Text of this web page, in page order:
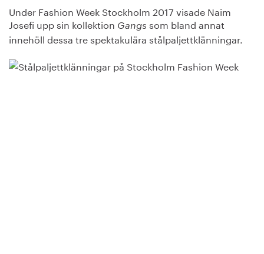
Under Fashion Week Stockholm 2017 visade Naim
Josefi upp sin kollektion Gangs som bland annat
innehöll dessa tre spektakulära stålpaljettklänningar.